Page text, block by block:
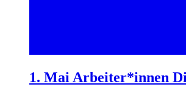
1. Mai Arbeiter*innen